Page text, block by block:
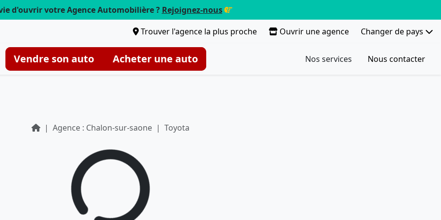
d'ouvrir votre Agence Automobilière ? Rejoignez-nous
Trouver l'agence la plus proche
Ouvrir une agence Changer de pays
Vendre son auto Acheter une auto Nos services Nous contacter
Agence : Chalon-sur-saone Toyota